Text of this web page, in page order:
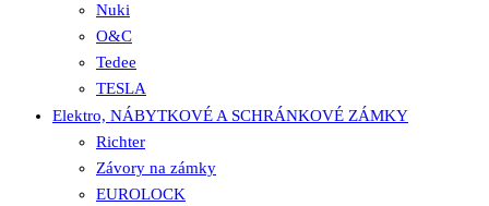
Nuki
O&C
Tedee
TESLA
Elektro, NÁBYTKOVÉ A SCHRÁNKOVÉ ZÁMKY
Richter
Závory na zámky
EUROLOCK